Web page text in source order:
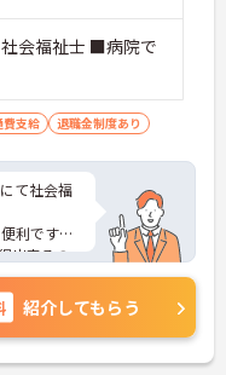
会福祉士 ■病院で
費支給 退職金制度あり
て社会福
利です♪
出来るの
方にオス
フステー
できます
紹介してもらう